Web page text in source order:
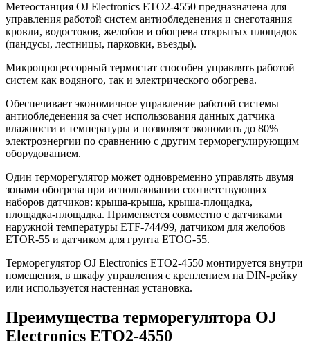
Метеостанция OJ Electronics ETO2-4550 предназначена для
управления работой систем антиобледенения и снеготаяния
кровли, водостоков, желобов и обогрева открытых площадок
(пандусы, лестницы, парковки, въезды).
Микропроцессорный термостат способен управлять работой
систем как водяного, так и электрического обогрева.
Обеспечивает экономичное управление работой системы
антиобледенения за счет использования данных датчика
влажности и температуры и позволяет экономить до 80%
электроэнергии по сравнению с другим терморегулирующим
оборудованием.
Один терморегулятор может одновременно управлять двумя
зонами обогрева при использовании соответствующих
наборов датчиков: крыша-крыша, крыша-площадка,
площадка-площадка. Применяется совместно с датчиками
наружной температуры ETF-744/99, датчиком для желобов
ETOR-55 и датчиком для грунта ETOG-55.
Терморегулятор OJ Electronics ETO2-4550 монтируется внутри
помещения, в шкафу управления с креплением на DIN-рейку
или используется настенная установка.
Преимущества терморегулятора OJ
Electronics ETO2-4550